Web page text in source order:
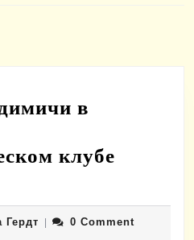
в
клубе
ГердтГалина0 Comment